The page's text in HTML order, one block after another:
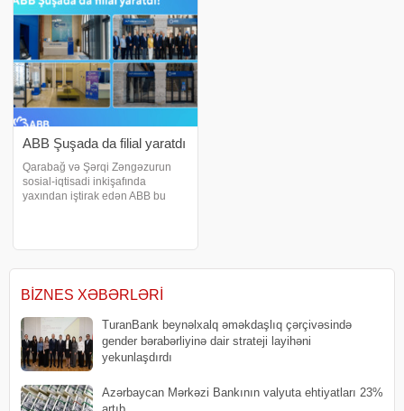
ABB Şuşada da filial yaratdı
Qarabağ və Şərqi Zəngəzurun
sosial-iqtisadi inkişafında
yaxından iştirak edən ABB bu
filial
BIZNES XƏBƏRLƏRI
TuranBank beynəlxalq əməkdaşlıq çərçivəsində
gender bərabərliyinə dair strateji layihəni
yekunlaşdırdı
Azərbaycan Mərkəzi Bankının valyuta ehtiyatları 23%